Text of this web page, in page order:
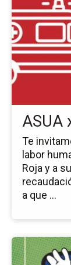
ASUA
Te
labor
Roja y a
a que ...